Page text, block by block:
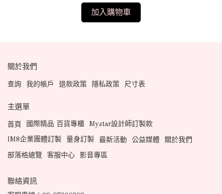
加入購物車
關於我們
查詢 我的帳戶 退款政策 隱私政策 尺寸表
主選單
首頁 國際精品 百貨專櫃 Mystar設計師訂製款
IM8企業團體訂製 量身訂製 最新活動 公益媒體
關於我們
部落格總覽 客服中心 影音專區
聯絡資訊